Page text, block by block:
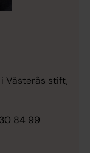
Västerås stift,
84 99